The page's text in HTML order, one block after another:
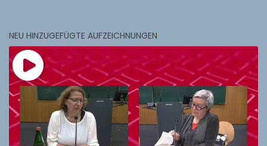
NEU HINZUGEFÜGTE AUFZEICHNUNGEN